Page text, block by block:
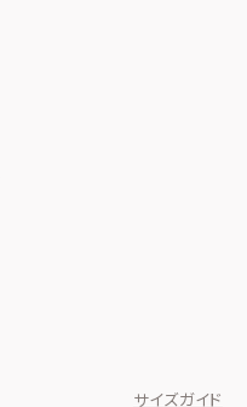
サイズガイド